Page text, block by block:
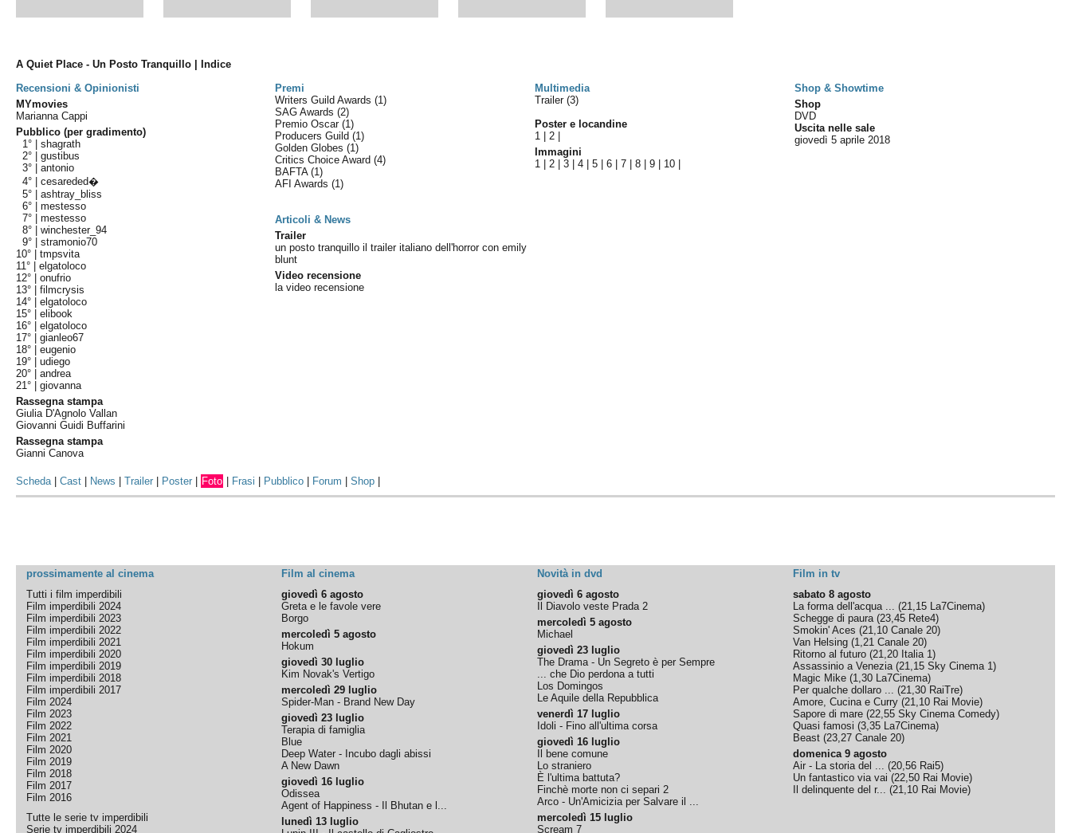
A Quiet Place - Un Posto Tranquillo | Indice
Recensioni & Opinionisti
Premi Multimedia
Shop & Showtime
MYmovies
Marianna Cappi
Pubblico (per gradimento)
1° |shagrath
2° |gustibus
3° |antonio
4° |cesareded�
5° |ashtray_bliss
6° |mestesso
7° |mestesso
8° |winchester_94
9° |stramonio70
10° |tmpsvita
11° |elgatoloco
12° |onufrio
13° |filmcrysis
14° |elgatoloco
15° |elibook
16° |elgatoloco
17° |gianleo67
18° |eugenio
19° |udiego
20° |andrea
21° |giovanna
Rassegna stampa
Giulia D'Agnolo Vallan
Giovanni Guidi Buffarini
Rassegna stampa
Gianni Canova
Writers Guild Awards(1)
SAG Awards(2)
Premio Oscar(1)
Producers Guild(1)
Golden Globes(1)
Critics Choice Award(4)
BAFTA(1)
AFI Awards(1)
Articoli & News
Trailer
un posto tranquillo il trailer italiano dell'horror con emily
blunt
Video recensione
la video recensione
Trailer (3)
Poster e locandine
1 |2
Immagini
1 |2 |3 |4 |5 |6 |7 |8 |9 10
Shop
DVD
Uscita nelle sale
giovedì 5 aprile 2018
Scheda|Cast News |Trailer Poster Foto Frasi Pubblico Forum |Shop
prossimamente al cinema Film al cinema Novità in dvd
Film in tv
Tutti i film imperdibili
Film imperdibili 2024
Film imperdibili 2023
Film imperdibili 2022
Film imperdibili 2021
Film imperdibili 2020
Film imperdibili 2019
Film imperdibili 2018
Film imperdibili 2017
Film 2024
Film 2023
Film 2022
Film 2021
Film 2020
Film 2019
Film 2018
Film 2017
Film 2016
Tutte le serie tv imperdibili
Serie tv imperdibili 2024
giovedì 6 agosto
Greta e le favole vere
Borgo
mercoledì 5 agosto
Hokum
giovedì 30 luglio
Kim Novak's Vertigo
mercoledì 29 luglio
Spider-Man - Brand New Day
giovedì 23 luglio
Terapia di famiglia
Blue
Deep Water - Incubo dagli abissi
A New Dawn
giovedì 16 luglio
Odissea
Agent of Happiness - Il Bhutan e l...
lunedì 13 luglio
giovedì 6 agosto
Il Diavolo veste Prada 2
mercoledì 5 agosto
Michael
giovedì 23 luglio
The Drama - Un Segreto è per Sempre
... che Dio perdona a tutti
Los Domingos
Le Aquile della Repubblica
venerdì 17 luglio
Idoli - Fino all'ultima corsa
giovedì 16 luglio
Il bene comune
Lo straniero
È l'ultima battuta?
Finchè morte non ci separi 2
Arco - Un'Amicizia per Salvare il ...
mercoledì 15 luglio
Scream 7
sabato 8 agosto
La forma dell'acqua ... (21,15 La7Cinema)
Schegge di paura(23,45 Rete4)
Smokin' Aces (21,10 Canale 20)
Van Helsing (1,21 Canale 20)
Ritorno al futuro (21,20 Italia 1)
Assassinio a Venezia(21,15 Sky Cinema 1)
Magic Mike (1,30 La7Cinema)
Per qualche dollaro ... (21,30 RaiTre)
Amore, Cucina e Curry (21,10 Rai Movie)
Sapore di mare (22,55 Sky Cinema Comedy)
Quasi famosi (3,35 La7Cinema)
Beast (23,27 Canale 20)
domenica 9 agosto
Air - La storia del ... (20,56 Rai5)
Un fantastico via vai (22,50 Rai Movie)
Il delinquente del r... (21,10 Rai Movie)